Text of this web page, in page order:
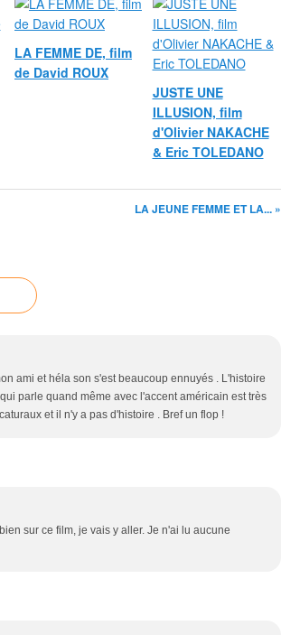
LA FEMME DE, film
de David ROUX
JUSTE UNE
ILLUSION, film
d'Olivier NAKACHE
& Eric TOLEDANO
LA JEUNE FEMME ET LA... »
ami et héla son s'est beaucoup ennuyés . L'histoire
parle quand même avec l'accent américain est très
et il n'y a pas d'histoire . Bref un flop !
sur ce film, je vais y aller. Je n'ai lu aucune